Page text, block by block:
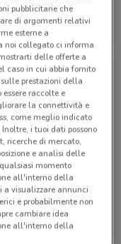
Eden Viaggi
30/04
Eden Viaggi
31/10
pubblicitarie che
di argomenti relativi
esterne a
noi collegato ci informa
delle offerte a
caso in cui abbia fornito
prestazioni della
raccolte e
la connettività e
come meglio indicato
i tuoi dati possono
ricerche di mercato,
e analisi delle
momento
all'interno della
a visualizzare annunci
e probabilmente non
cambiare idea
all'interno della